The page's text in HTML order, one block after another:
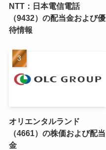
NTT：日本電信電話
（9432）の配当金および優
待情報
オリエンタルランド
（4661）の株価および配当
金